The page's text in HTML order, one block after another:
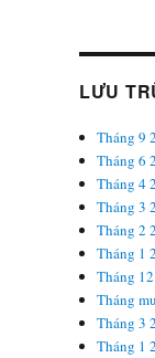
LƯU
Tháng 9
Tháng 6
Tháng 4
Tháng 3
Tháng 2
Tháng 1
Tháng
Tháng
Tháng 3
Tháng 1